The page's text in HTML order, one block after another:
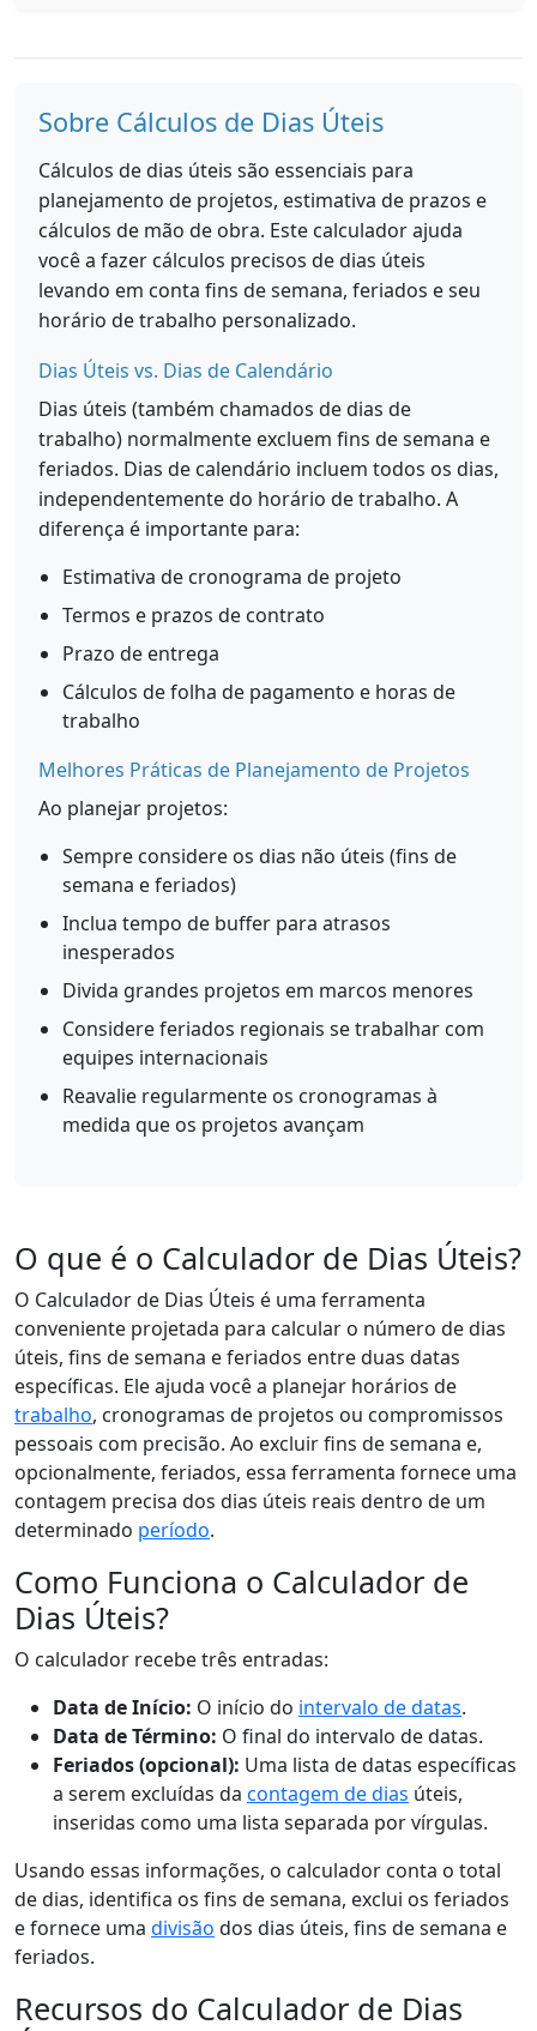
Sobre Cálculos de Dias Úteis
Cálculos de dias úteis são essenciais para
planejamento de projetos, estimativa de prazos e
cálculos de mão de obra. Este calculador ajuda
você a fazer cálculos precisos de dias úteis
levando em conta fins de semana, feriados e seu
horário de trabalho personalizado.
Dias Úteis vs. Dias de Calendário
Dias úteis (também chamados de dias de
trabalho) normalmente excluem fins de semana e
feriados. Dias de calendário incluem todos os dias,
independentemente do horário de trabalho. A
diferença é importante para:
Estimativa de cronograma de projeto
Termos e prazos de contrato
Prazo de entrega
Cálculos de folha de pagamento e horas de
trabalho
Melhores Práticas de Planejamento de Projetos
Ao planejar projetos:
Sempre considere os dias não úteis (fins de
semana e feriados)
Inclua tempo de buffer para atrasos
inesperados
Divida grandes projetos em marcos menores
Considere feriados regionais se trabalhar com
equipes internacionais
Reavalie regularmente os cronogramas à
medida que os projetos avançam
O que é o Calculador de Dias Úteis?
O Calculador de Dias Úteis é uma ferramenta
conveniente projetada para calcular o número de dias
úteis, fins de semana e feriados entre duas datas
específicas. Ele ajuda você a planejar horários de
trabalho, cronogramas de projetos ou compromissos
pessoais com precisão. Ao excluir fins de semana e,
opcionalmente, feriados, essa ferramenta fornece uma
contagem precisa dos dias úteis reais dentro de um
determinado período.
Como Funciona o Calculador de
Dias Úteis?
O calculador recebe três entradas:
Data de Início: O início do intervalo de datas.
Data de Término: O final do intervalo de datas.
Feriados (opcional): Uma lista de datas específicas
a serem excluídas da contagem de dias úteis,
inseridas como uma lista separada por vírgulas.
Usando essas informações, o calculador conta o total
de dias, identifica os fins de semana, exclui os feriados
e fornece uma divisão dos dias úteis, fins de semana e
feriados.
Recursos do Calculador de Dias